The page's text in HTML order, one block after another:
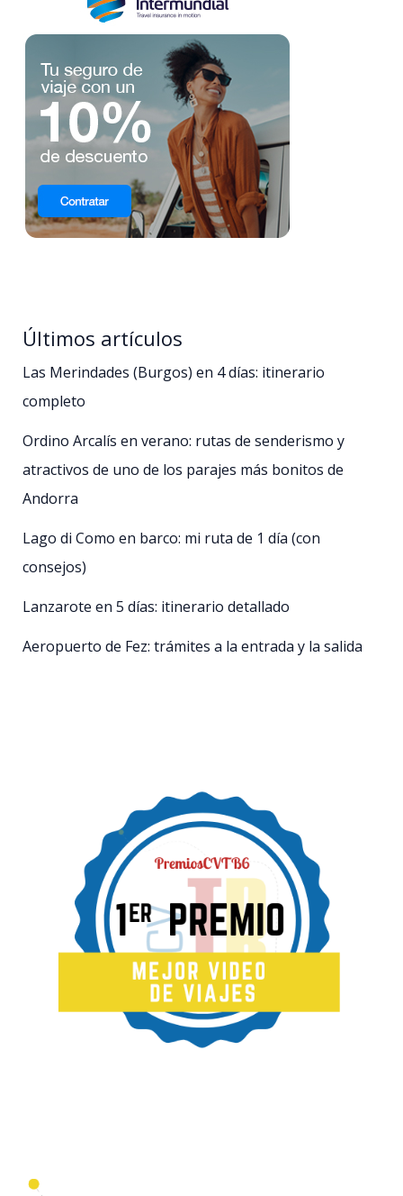
Últimos artículos
Las Merindades (Burgos) en 4 días: itinerario
completo
Ordino Arcalís en verano: rutas de senderismo y
atractivos de uno de los parajes más bonitos de
Andorra
Lago di Como en barco: mi ruta de 1 día (con
consejos)
Lanzarote en 5 días: itinerario detallado
Aeropuerto de Fez: trámites a la entrada y la salida